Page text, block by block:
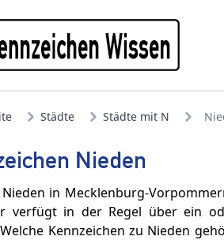
Städte Städte mit N
Nieden
in Mecklenburg-
verfügt in der Regel über ein
Kennzeichen zu Nieden